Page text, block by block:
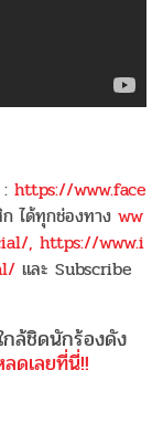
https://www.face
ได้ทุกช่องทาง ww
, https://www.i
และ Subscribe
กล้ชิดนักร้องดัง
ดเลยที่นี่!!